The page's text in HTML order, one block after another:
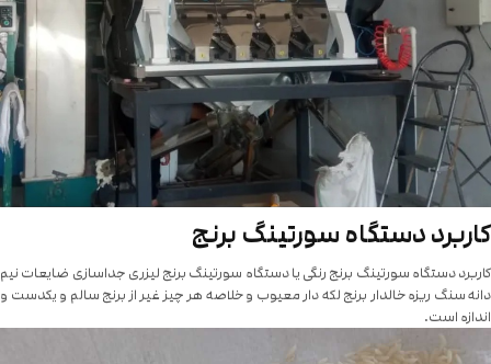
کاربرد دستگاه سورتینگ برنج
کاربرد دستگاه سورتینگ برنج رنگی یا دستگاه سورتینگ برنج لیزری جداسازی ضایعات نیم
دانه سنگ ریزه خالدار برنج لکه دار معیوب و خلاصه هر چیز غیر از برنج سالم و یکدست و
اندازه است.